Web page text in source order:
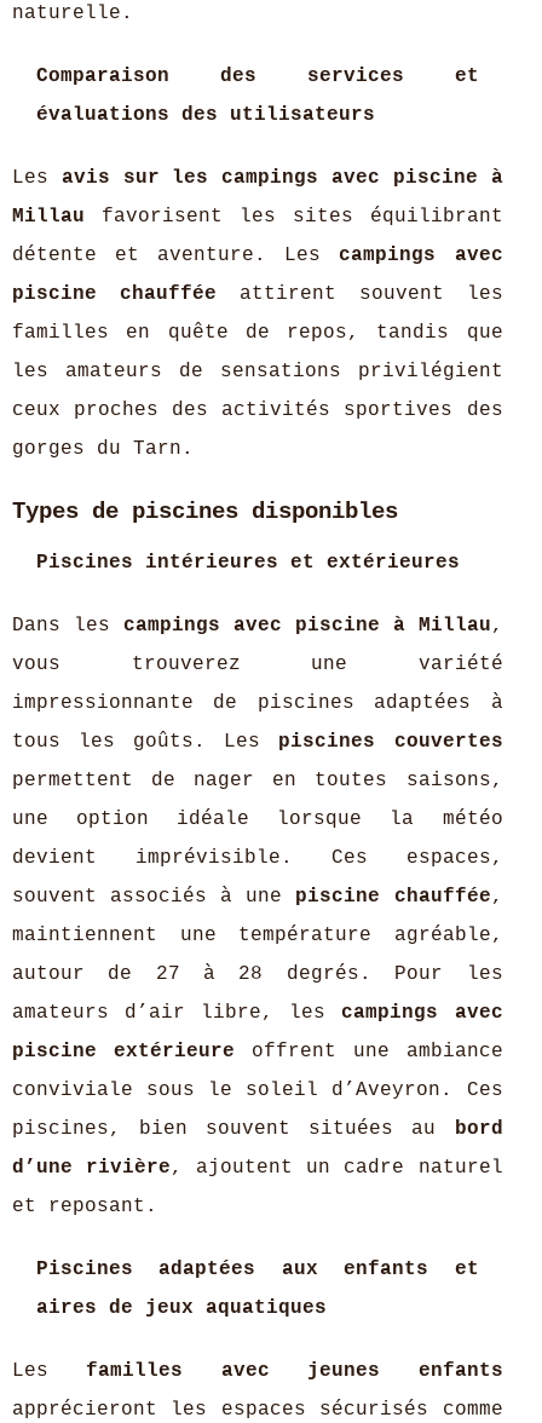
naturelle.
Comparaison des services et
évaluations des utilisateurs
Les avis sur les campings avec piscine à
Millau favorisent les sites équilibrant
détente et aventure. Lescampings avec
piscine chauffée attirent souvent les
familles en quête de repos, tandis que
les amateurs de sensations privilégient
ceux proches des activités sportives des
gorges du Tarn.
Types de piscines disponibles
Piscines intérieures et extérieures
Dans les campings avec piscine à Millau,
vous trouverez une variété
impressionnante de piscines adaptées à
tous les goûts. Les piscines couvertes
permettent de nager en toutes saisons,
une option idéale lorsque la météo
devient imprévisible. Ces espaces,
souvent associés à une piscine chauffée,
maintiennent une température agréable,
autour de 27 à 28 degrés. Pour les
amateurs d’air libre, lescampings avec
piscine extérieure offrent une ambiance
conviviale sous le soleil d’Aveyron. Ces
piscines, bien souvent situées au bord
d’une rivière, ajoutent un cadre naturel
et reposant.
Piscines adaptées aux enfants et
aires de jeux aquatiques
Les familles avec jeunes enfants
apprécieront les espaces sécurisés comme